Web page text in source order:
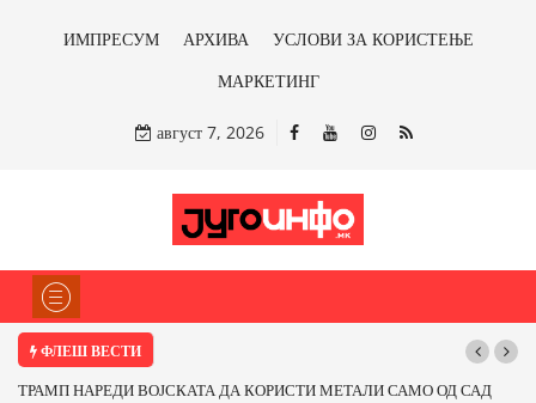
ИМПРЕСУМ АРХИВА
УСЛОВИ ЗА КОРИСТЕЊЕ
МАРКЕТИНГ
август 7, 2026
ФЛЕШ ВЕСТИ
ТРАМП НАРЕДИ ВОЈСКАТА ДА КОРИСТИ МЕТАЛИ САМО ОД САД